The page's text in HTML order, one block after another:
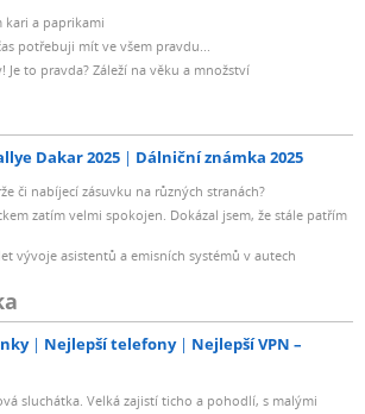
kari a paprikami
potřebuji mít ve všem pravdu...
to pravda? Záleží na věku a množství
Dakar 2025 Dálniční známka 2025
či nabíjecí zásuvku na různých stranách?
zatím velmi spokojen. Dokázal jsem, že stále patřím
vývoje asistentů a emisních systémů v autech
Nejlepší telefony
Nejlepší VPN –
sluchátka. Velká zajistí ticho a pohodlí, s malými